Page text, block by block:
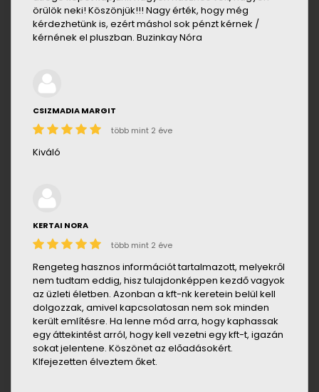
örülök neki! Köszönjük!!! Nagy érték, hogy még
kérdezhetünk is, ezért máshol sok pénzt kérnek /
kérnének el pluszban. Buzinkay Nóra
CSIZMADIA MARGIT
több mint 2 éve
Kiváló
KERTAI NORA
több mint 2 éve
Rengeteg hasznos információt tartalmazott, melyekről
nem tudtam eddig, hisz tulajdonképpen kezdő vagyok
az üzleti életben. Azonban a kft-nk keretein belül kell
dolgozzak, amivel kapcsolatosan nem sok minden
került említésre. Ha lenne mód arra, hogy kaphassak
egy áttekintést arról, hogy kell vezetni egy kft-t, igazán
sokat jelentene. Köszönet az előadásokért.
KIfejezetten élveztem őket.